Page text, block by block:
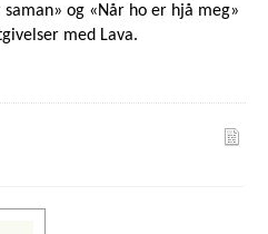
og «Når ho er hjå meg»
med Lava.